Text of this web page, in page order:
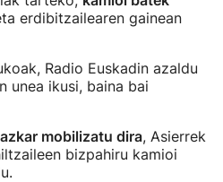
erdibitzailearen gainean
Radio Euskadin azaldu
unea ikusi, baina bai
mobilizatu dira, Asierrek
bizpahiru kamioi